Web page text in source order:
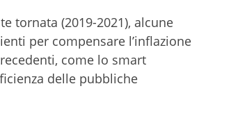
tornata (2019-2021), alcune
per compensare l’inflazione
come lo smart
delle pubbliche